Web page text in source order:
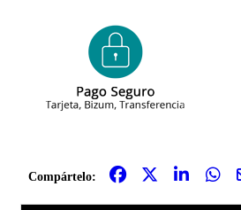
Compártelo: